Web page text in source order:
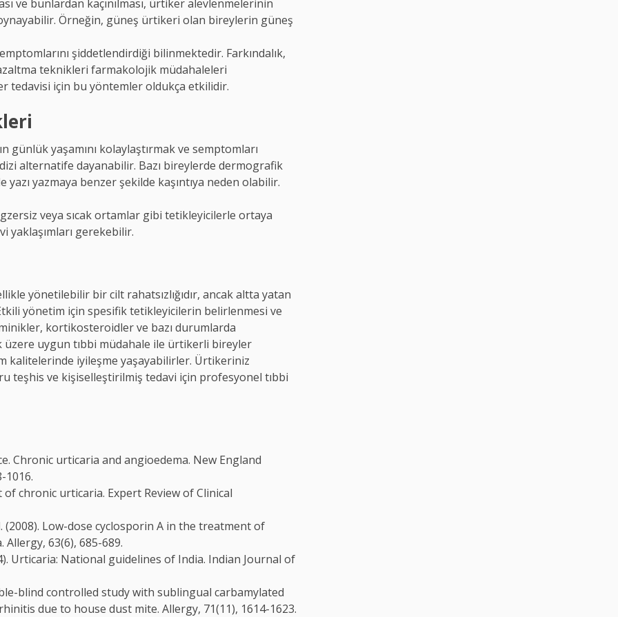
ve bunlardan kaçınılması, ürtiker alevlenmelerinin
Örneğin, güneş ürtikeri olan bireylerin güneş
şiddetlendirdiği bilinmektedir. Farkındalık,
teknikleri farmakolojik müdahaleleri
tedavisi için bu yöntemler oldukça etkilidir.
günlük yaşamını kolaylaştırmak ve semptomları
alternatife dayanabilir. Bazı bireylerde dermografik
yazmaya benzer şekilde kaşıntıya neden olabilir.
veya sıcak ortamlar gibi tetikleyicilerle ortaya
yaklaşımları gerekebilir.
yönetilebilir bir cilt rahatsızlığıdır, ancak altta yatan
yönetim için spesifik tetikleyicilerin belirlenmesi ve
kortikosteroidler ve bazı durumlarda
uygun tıbbi müdahale ile ürtikerli bireyler
kalitelerinde iyileşme yaşayabilirler. Ürtikeriniz
teşhis ve kişiselleştirilmiş tedavi için profesyonel tıbbi
Chronic urticaria and angioedema. New England
1016.
of chronic urticaria. Expert Review of Clinical
(2008). Low-dose cyclosporin A in the treatment of
63(6), 685-689.
Urticaria: National guidelines of India. Indian Journal of
blind controlled study with sublingual carbamylated
due to house dust mite. Allergy, 71(11), 1614-1623.